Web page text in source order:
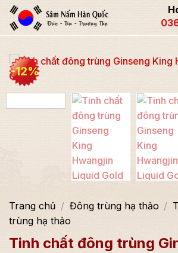
-12%
Trang chủ / Đông trùng hạ thảo /
trùng hạ thảo
Tinh chất đông trùng